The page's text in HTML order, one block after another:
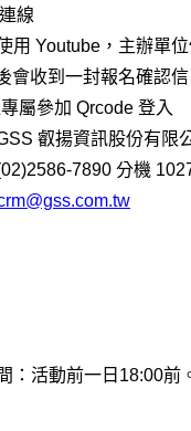
線
用 Youtube，主辦單
會收到一封報名確認
屬參加 Qrcode 登入
叡揚資訊股份有限
7890 分機
：活動前一日18:00前